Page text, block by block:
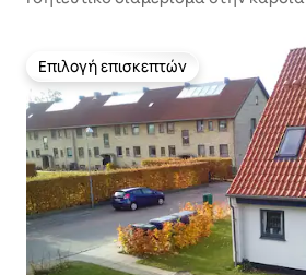
Επιλογή επισκεπτών
Επιλογή επισκεπτών